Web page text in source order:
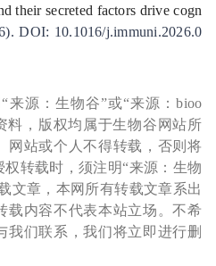
their secreted factors drive cogn
DOI: 10.1016/j.immuni.2026.0
来源：生物谷”或“来源：bioo
料，版权均属于生物谷网站所
网站或个人不得转载，否则将
转载时，须注明“来源：生物
文章，本网所有转载文章系出
载内容不代表本站立场。不希
我们联系，我们将立即进行删